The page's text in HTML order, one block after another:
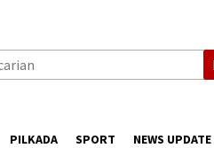
PILKADA SPORT NEWS UPDATE